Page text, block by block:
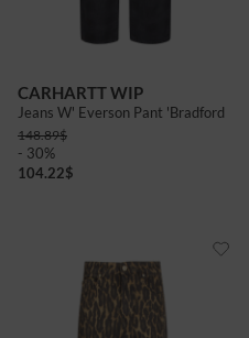
CARHARTT WIP
Jeans W' Everson Pant 'Bradford
148.89$
- 30%
104.22$